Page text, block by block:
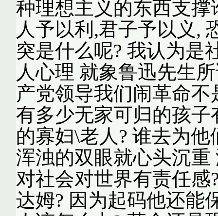
种理想主义的东西支
人予以利,君子予以义,
突是什么呢? 我认为是
人心理 就象鲁迅先生
产党领导我们闹革命
有多少无家可归的孩
的寡妇\老人? 谁去为
浑浊的双眼就心头沉
对社会对世界有责任
达姆? 因为起码他还能